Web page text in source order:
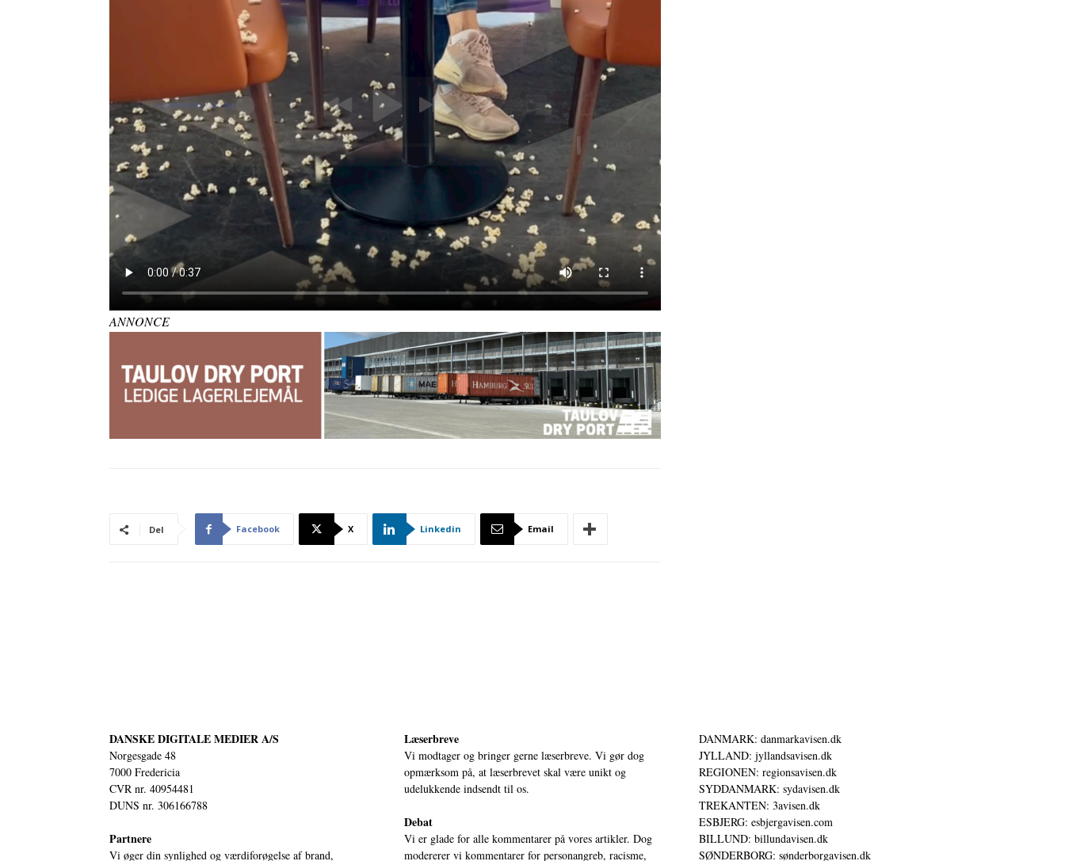
ANNONCE
Del Facebook X Linkedin Email
DANSKE DIGITALE MEDIER A/S
Norgesgade 48
7000 Fredericia
CVR nr. 40954481
DUNS nr. 306166788
Partnere
Vi øger din synlighed og værdiforøgelse af brand,
Læserbreve
Vi modtager og bringer gerne læserbreve. Vi gør dog
opmærksom på, at læserbrevet skal være unikt og
udelukkende indsendt til os.
Debat
Vi er glade for alle kommentarer på vores artikler. Dog
modererer vi kommentarer for personangreb, racisme,
DANMARK: danmarkavisen.dk
JYLLAND: jyllandsavisen.dk
REGIONEN: regionsavisen.dk
SYDDANMARK: sydavisen.dk
TREKANTEN: 3avisen.dk
ESBJERG: esbjergavisen.com
BILLUND: billundavisen.dk
SØNDERBORG: sønderborgavisen.dk